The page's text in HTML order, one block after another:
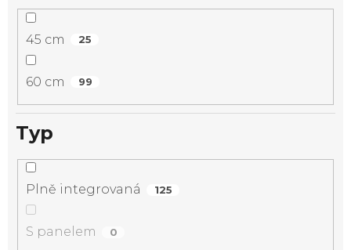
45 cm 25
60 cm 99
Typ
Plně integrovaná 125
S panelem 0